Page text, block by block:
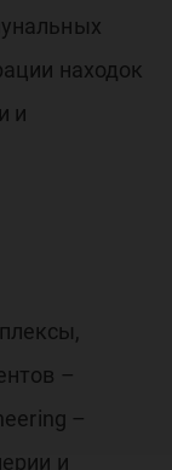
находок
и
–
–
и